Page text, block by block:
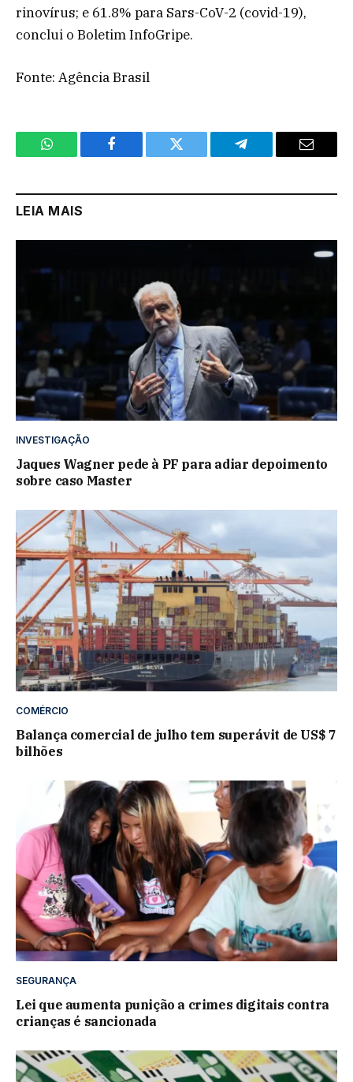
rinovírus; e 61.8% para Sars-CoV-2 (covid-19),
conclui o Boletim InfoGripe.
Fonte: Agência Brasil
WhatsApp Facebook Twitter Telegram Email
LEIA MAIS
INVESTIGAÇÃO
Jaques Wagner pede à PF para adiar depoimento
sobre caso Master
COMÉRCIO
Balança comercial de julho tem superávit de US$ 7
bilhões
SEGURANÇA
Lei que aumenta punição a crimes digitais contra
crianças é sancionada